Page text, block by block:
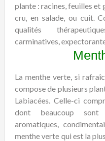
plante : racines, feuilles et
cru, en salade, ou cuit.
qualités
carminatives,
La menthe verte, si
compose de plusieurs
Labiacées. Celle-ci
dont beaucoup sont
aromatiques,
menthe verte qui est la